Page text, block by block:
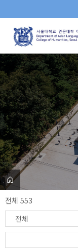
로
메
뉴
전체 553